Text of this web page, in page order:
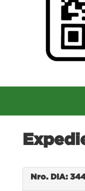
Nro. DIA: